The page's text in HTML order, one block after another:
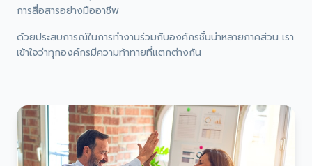
การสื่อสารอย่างมืออาชีพ
ด้วยประสบการณ์ในการทำงานร่วมกับองค์กรชั้นนำหลายภาคส่วน เรา
เข้าใจว่าทุกองค์กรมีความท้าทายที่แตกต่างกัน